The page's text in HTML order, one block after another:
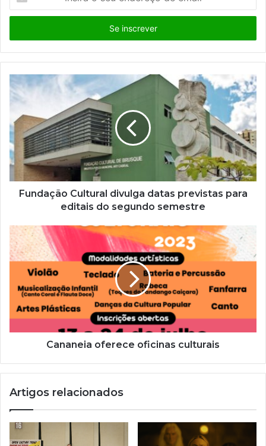
s
r
a
e
u
n
d
e
r
e
e
m
Fundação Cultural divulga datas previstas para
editais do segundo semestre
Cananeia oferece oficinas culturais
Artigos relacionados